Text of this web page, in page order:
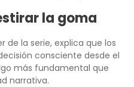
la goma
de la serie, explica que los
consciente desde el
más fundamental que
narrativa.